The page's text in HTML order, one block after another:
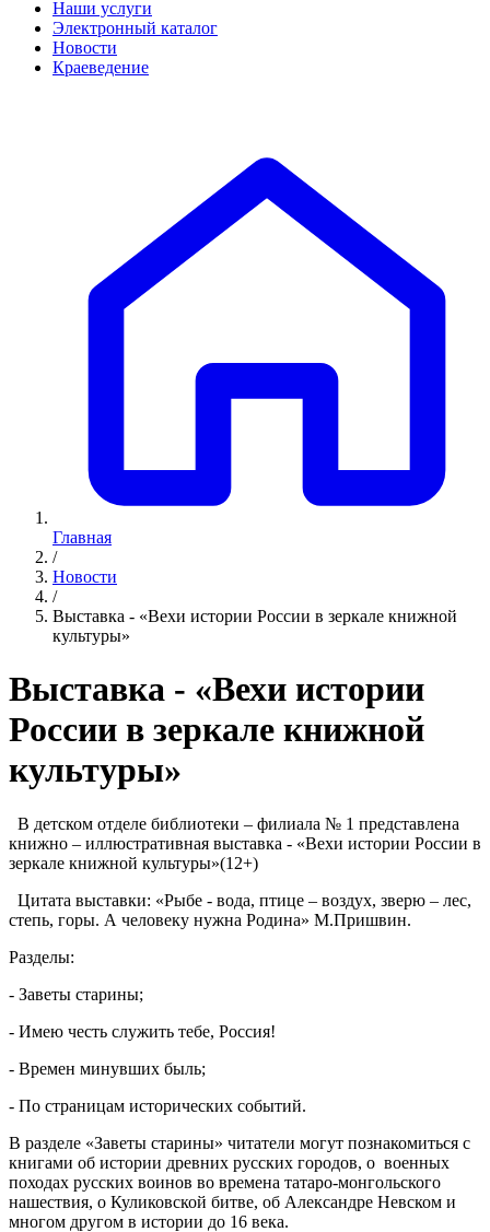
Наши услуги
Электронный каталог
Новости
Краеведение
Главная
/
Новости
/
Выставка - «Вехи истории России в зеркале книжной
культуры»
Выставка - «Вехи истории
России в зеркале книжной
культуры»
В детском отделе библиотеки – филиала № 1 представлена
книжно – иллюстративная выставка - «Вехи истории России в
зеркале книжной культуры»(12+)
Цитата выставки: «Рыбе - вода, птице – воздух, зверю – лес,
степь, горы. А человеку нужна Родина» М.Пришвин.
Разделы:
- Заветы старины;
- Имею честь служить тебе, Россия!
- Времен минувших быль;
- По страницам исторических событий.
В разделе «Заветы старины» читатели могут познакомиться с
книгами об истории древних русских городов, о военных
походах русских воинов во времена татаро-монгольского
нашествия, о Куликовской битве, об Александре Невском и
многом другом в истории до 16 века.